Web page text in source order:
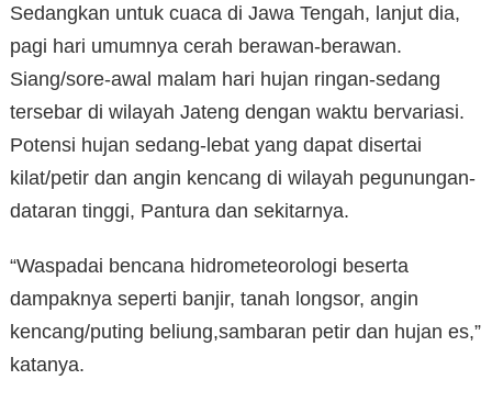
Sedangkan untuk cuaca di Jawa Tengah, lanjut dia,
pagi hari umumnya cerah berawan-berawan.
Siang/sore-awal malam hari hujan ringan-sedang
tersebar di wilayah Jateng dengan waktu bervariasi.
Potensi hujan sedang-lebat yang dapat disertai
kilat/petir dan angin kencang di wilayah pegunungan-
dataran tinggi, Pantura dan sekitarnya.
“Waspadai bencana hidrometeorologi beserta
dampaknya seperti banjir, tanah longsor, angin
kencang/puting beliung,sambaran petir dan hujan es,”
katanya.